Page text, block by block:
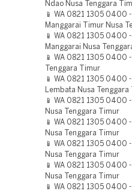
Ndao Nusa Tenggara
📱 WA 0821 1305 0400
Manggarai Timur Nusa
📱 WA 0821 1305 0400
Manggarai Nusa
📱 WA 0821 1305 0400
Tenggara Timur
📱 WA 0821 1305 0400
Lembata Nusa Tenggara
📱 WA 0821 1305 0400
Nusa Tenggara Timur
📱 WA 0821 1305 0400
Nusa Tenggara Timur
📱 WA 0821 1305 0400
Nusa Tenggara Timur
📱 WA 0821 1305 0400
Nusa Tenggara Timur
📱 WA 0821 1305 0400